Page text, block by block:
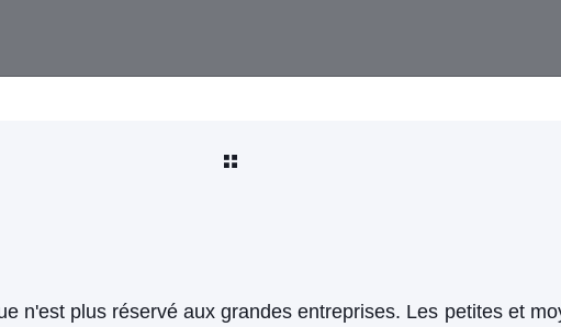
n'est plus réservé aux grandes entreprises. Les petites et